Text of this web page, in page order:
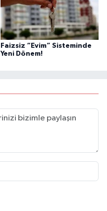
Faizsiz “Evim” Sisteminde
Yeni Dönem!